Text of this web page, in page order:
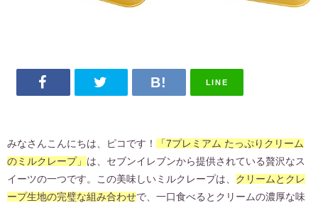
LINE
みなさんこんにちは、ピコです！
「7プレミアム たっぷりクリーム
のミルクレープ」 は、セブンイレブンから提供されている贅沢なス
イーツの一つです。この美味しいミルクレープは、 クリームとクレ
ープ生地の完璧な組み合わせで、一口食べるとクリームの濃厚な味